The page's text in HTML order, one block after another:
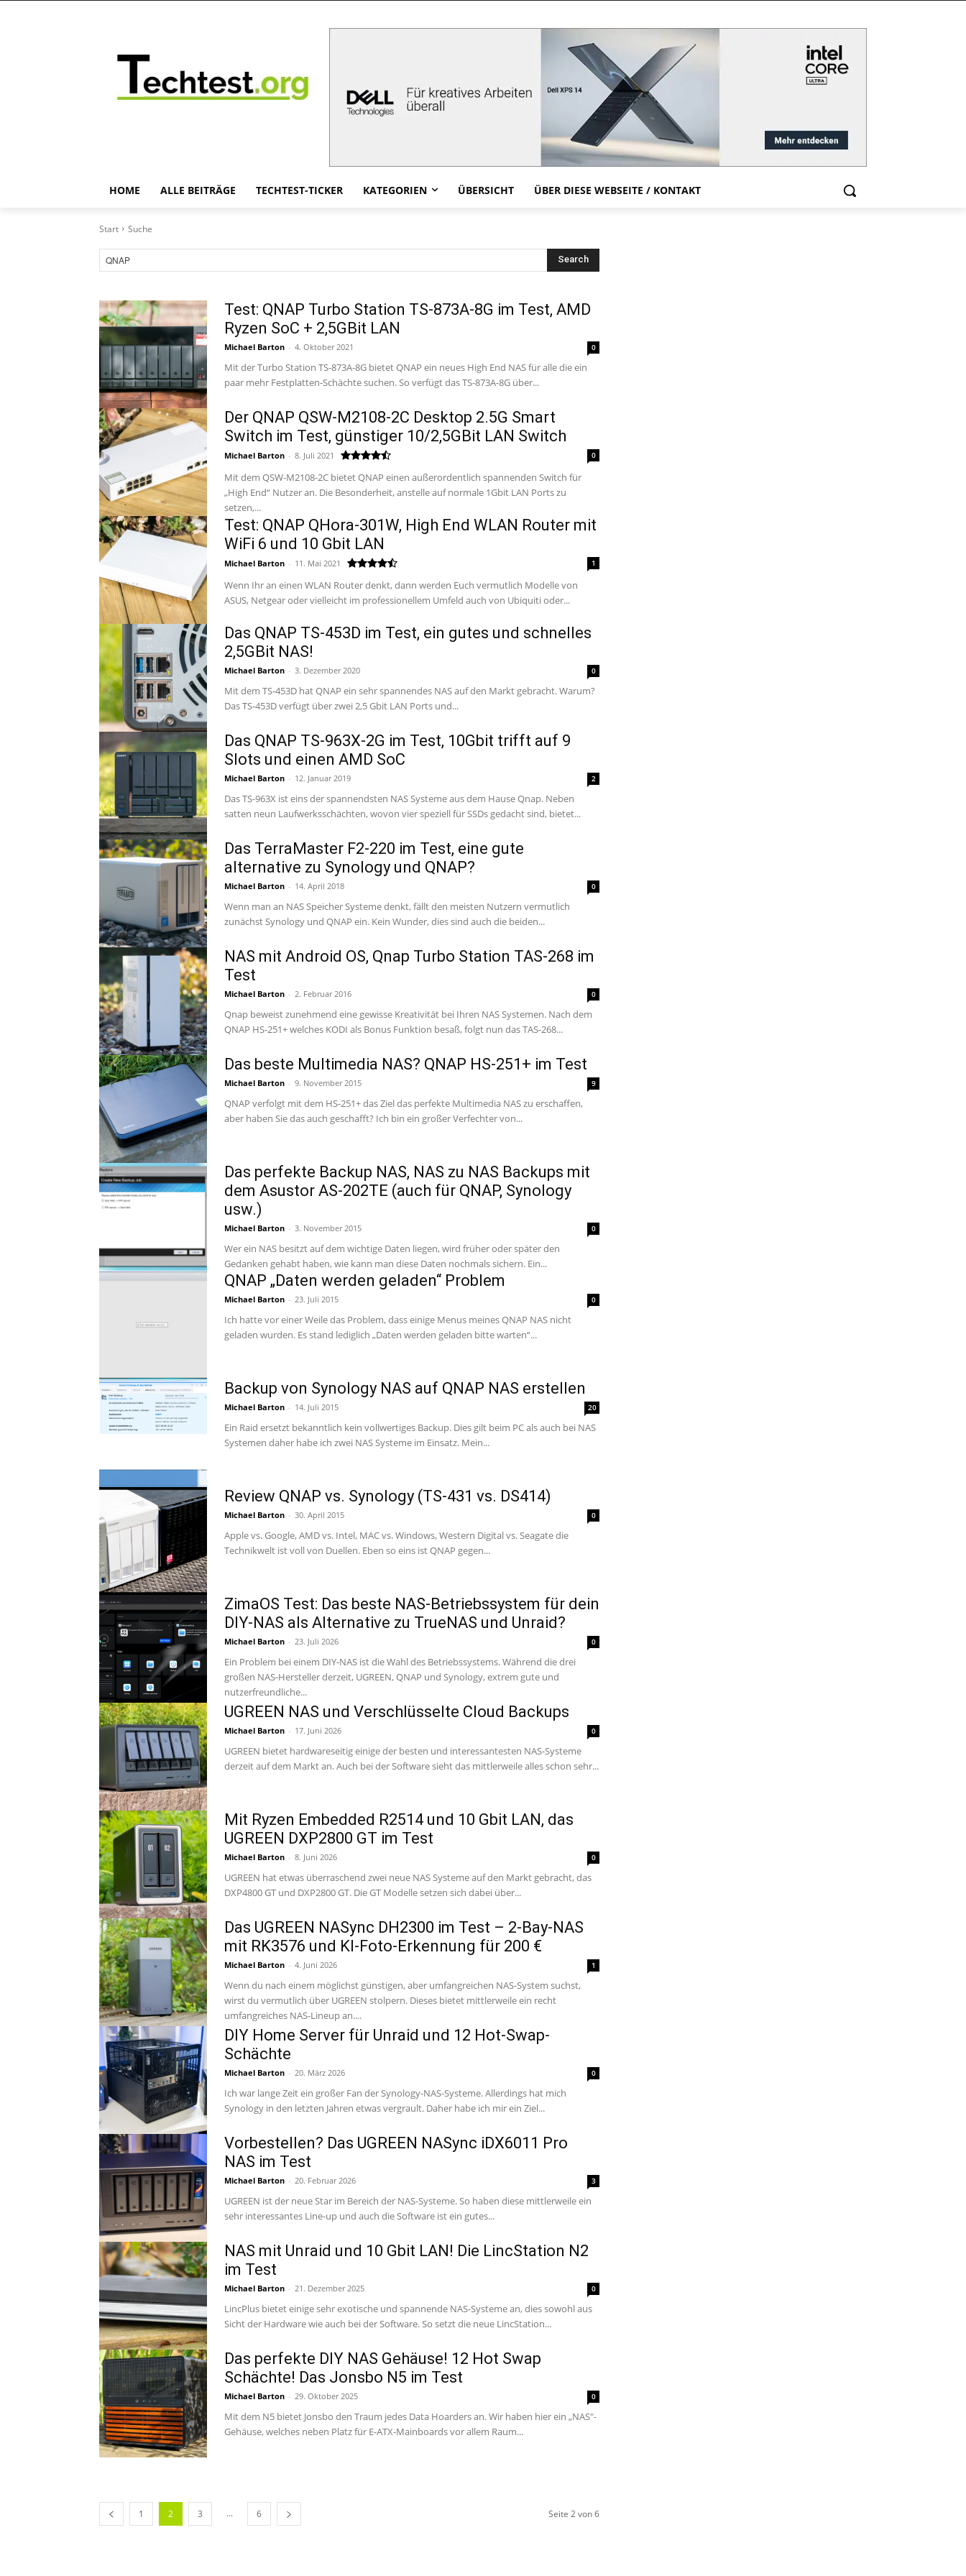
HOME ALLE BEITRÄGE TECHTEST-TICKER KATEGORIEN ÜBERSICHT ÜBER DIESE WEBSEITE / KONTAKT
Start Suche
Search
Test: QNAP Turbo Station TS-873A-8G im Test, AMD
Ryzen SoC + 2,5GBit LAN
Michael Barton - 4. Oktober 2021 0
Mit der Turbo Station TS-873A-8G bietet QNAP ein neues High End NAS für alle die ein
paar mehr Festplatten-Schächte suchen. So verfügt das TS-873A-8G über...
Der QNAP QSW-M2108-2C Desktop 2.5G Smart
Switch im Test, günstiger 10/2,5GBit LAN Switch
Michael Barton - 8. Juli 2021 0
Mit dem QSW-M2108-2C bietet QNAP einen außerordentlich spannenden Switch für
„High End“ Nutzer an. Die Besonderheit, anstelle auf normale 1Gbit LAN Ports zu
setzen,...
Test: QNAP QHora-301W, High End WLAN Router mit
WiFi 6 und 10 Gbit LAN
Michael Barton - 11. Mai 2021 1
Wenn Ihr an einen WLAN Router denkt, dann werden Euch vermutlich Modelle von
ASUS, Netgear oder vielleicht im professionellem Umfeld auch von Ubiquiti oder...
Das QNAP TS-453D im Test, ein gutes und schnelles
2,5GBit NAS!
Michael Barton - 3. Dezember 2020 0
Mit dem TS-453D hat QNAP ein sehr spannendes NAS auf den Markt gebracht. Warum?
Das TS-453D verfügt über zwei 2,5 Gbit LAN Ports und...
Das QNAP TS-963X-2G im Test, 10Gbit trifft auf 9
Slots und einen AMD SoC
Michael Barton - 12. Januar 2019 2
Das TS-963X ist eins der spannendsten NAS Systeme aus dem Hause Qnap. Neben
satten neun Laufwerksschächten, wovon vier speziell für SSDs gedacht sind, bietet...
Das TerraMaster F2-220 im Test, eine gute
alternative zu Synology und QNAP?
Michael Barton - 14. April 2018 0
Wenn man an NAS Speicher Systeme denkt, fällt den meisten Nutzern vermutlich
zunächst Synology und QNAP ein. Kein Wunder, dies sind auch die beiden...
NAS mit Android OS, Qnap Turbo Station TAS-268 im
Test
Michael Barton - 2. Februar 2016 0
Qnap beweist zunehmend eine gewisse Kreativität bei Ihren NAS Systemen. Nach dem
QNAP HS-251+ welches KODI als Bonus Funktion besaß, folgt nun das TAS-268...
Das beste Multimedia NAS? QNAP HS-251+ im Test
Michael Barton - 9. November 2015 9
QNAP verfolgt mit dem HS-251+ das Ziel das perfekte Multimedia NAS zu erschaffen,
aber haben Sie das auch geschafft? Ich bin ein großer Verfechter von...
Das perfekte Backup NAS, NAS zu NAS Backups mit
dem Asustor AS-202TE (auch für QNAP, Synology
usw.)
Michael Barton - 3. November 2015 0
Wer ein NAS besitzt auf dem wichtige Daten liegen, wird früher oder später den
Gedanken gehabt haben, wie kann man diese Daten nochmals sichern. Ein...
QNAP „Daten werden geladen“ Problem
Michael Barton - 23. Juli 2015 0
Ich hatte vor einer Weile das Problem, dass einige Menus meines QNAP NAS nicht
geladen wurden. Es stand lediglich „Daten werden geladen bitte warten“...
Backup von Synology NAS auf QNAP NAS erstellen
Michael Barton - 14. Juli 2015 20
Ein Raid ersetzt bekanntlich kein vollwertiges Backup. Dies gilt beim PC als auch bei NAS
Systemen daher habe ich zwei NAS Systeme im Einsatz. Mein...
Review QNAP vs. Synology (TS-431 vs. DS414)
Michael Barton - 30. April 2015 0
Apple vs. Google, AMD vs. Intel, MAC vs. Windows, Western Digital vs. Seagate die
Technikwelt ist voll von Duellen. Eben so eins ist QNAP gegen...
ZimaOS Test: Das beste NAS-Betriebssystem für dein
DIY-NAS als Alternative zu TrueNAS und Unraid?
Michael Barton - 23. Juli 2026 0
Ein Problem bei einem DIY-NAS ist die Wahl des Betriebssystems. Während die drei
großen NAS-Hersteller derzeit, UGREEN, QNAP und Synology, extrem gute und
nutzerfreundliche...
UGREEN NAS und Verschlüsselte Cloud Backups
Michael Barton - 17. Juni 2026 0
UGREEN bietet hardwareseitig einige der besten und interessantesten NAS-Systeme
derzeit auf dem Markt an. Auch bei der Software sieht das mittlerweile alles schon sehr...
Mit Ryzen Embedded R2514 und 10 Gbit LAN, das
UGREEN DXP2800 GT im Test
Michael Barton - 8. Juni 2026 0
UGREEN hat etwas überraschend zwei neue NAS Systeme auf den Markt gebracht, das
DXP4800 GT und DXP2800 GT. Die GT Modelle setzen sich dabei über...
Das UGREEN NASync DH2300 im Test – 2-Bay-NAS
mit RK3576 und KI-Foto-Erkennung für 200 €
Michael Barton - 4. Juni 2026 1
Wenn du nach einem möglichst günstigen, aber umfangreichen NAS-System suchst,
wirst du vermutlich über UGREEN stolpern. Dieses bietet mittlerweile ein recht
umfangreiches NAS-Lineup an....
DIY Home Server für Unraid und 12 Hot-Swap-
Schächte
Michael Barton - 20. März 2026 0
Ich war lange Zeit ein großer Fan der Synology-NAS-Systeme. Allerdings hat mich
Synology in den letzten Jahren etwas vergrault. Daher habe ich mir ein Ziel...
Vorbestellen? Das UGREEN NASync iDX6011 Pro
NAS im Test
Michael Barton - 20. Februar 2026 3
UGREEN ist der neue Star im Bereich der NAS-Systeme. So haben diese mittlerweile ein
sehr interessantes Line-up und auch die Software ist ein gutes...
NAS mit Unraid und 10 Gbit LAN! Die LincStation N2
im Test
Michael Barton - 21. Dezember 2025 0
LincPlus bietet einige sehr exotische und spannende NAS-Systeme an, dies sowohl aus
Sicht der Hardware wie auch bei der Software. So setzt die neue LincStation...
Das perfekte DIY NAS Gehäuse! 12 Hot Swap
Schächte! Das Jonsbo N5 im Test
Michael Barton - 29. Oktober 2025 0
Mit dem N5 bietet Jonsbo den Traum jedes Data Hoarders an. Wir haben hier ein „NAS"-
Gehäuse, welches neben Platz für E-ATX-Mainboards vor allem Raum...
1 2 3 ... 6 Seite 2 von 6